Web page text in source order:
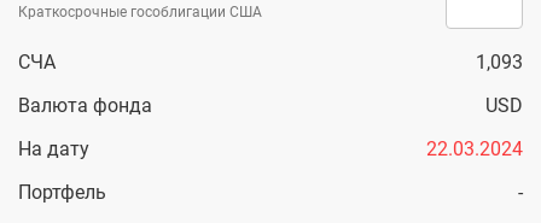
Краткосрочные гособлигации США
СЧА
1,093
Валюта фонда
USD
На дату
22.03.2024
Портфель
-